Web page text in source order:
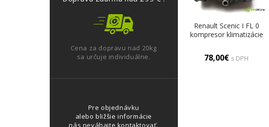
Cena za dopravu nad 20kg
sa určuje individuálne.
Pre objednávku
alebo bližšie informácie
nás neváhajte kontaktovať.
Renault Scenic I FL 0
kompresor klimatizácie
78,00€ s DPH